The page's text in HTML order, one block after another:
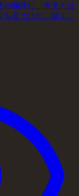
の欄外に、本文とは
見つけた。細く、